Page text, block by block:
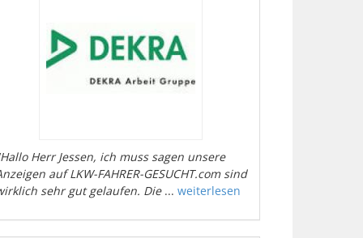
Herr Jessen, ich muss sagen unsere
auf LKW-FAHRER-GESUCHT.com sind
sehr gut gelaufen. Die... weiterlesen